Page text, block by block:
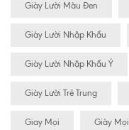
Giày Lười Màu Đen
Giày Lười Nhập Khẩu
Giày Lười Nhập Khẩu Ý
Giày Lười Trẻ Trung
Giay Mọi Giày Mọi